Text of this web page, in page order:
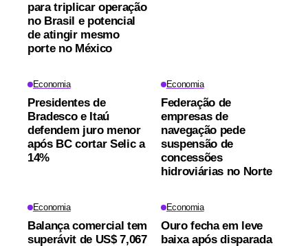
para triplicar operação
no Brasil e potencial
de atingir mesmo
porte no México
Economia
Presidentes de
Bradesco e Itaú
defendem juro menor
após BC cortar Selic a
14%
Economia
Federação de
empresas de
navegação pede
suspensão de
concessões
hidroviárias no Norte
Economia
Balança comercial tem
superávit de US$ 7,067
Economia
Ouro fecha em leve
baixa após disparada